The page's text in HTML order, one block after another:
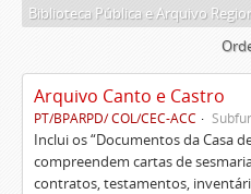
Arquivo Canto e Castro
PT/BPARPD/ COL/CEC-ACC
Inclui os “Documentos da Casa
compreendem cartas de
contratos, testamentos,